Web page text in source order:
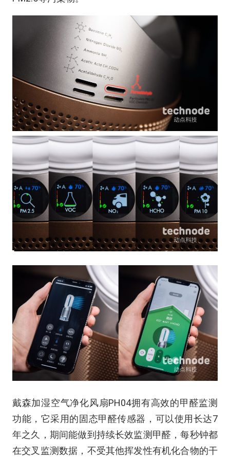
戴森加湿空气净化风扇PH04拥有高效的甲醛监测
功能，它采用的固态甲醛传感器，可以使用长达7
年之久，期间能做到持续长效监测甲醛，每秒钟都
在交叉监测数据，不受其他挥发性有机化合物的干